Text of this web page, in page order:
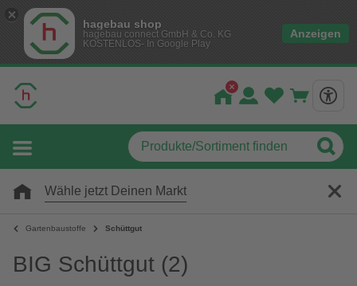
hagebau shop
hagebau connect GmbH & Co. KG
KOSTENLOS- In Google Play
Anzeigen
Wähle jetzt Deinen Markt
Gartenbaustoffe Schüttgut
BIG Schüttgut (2)